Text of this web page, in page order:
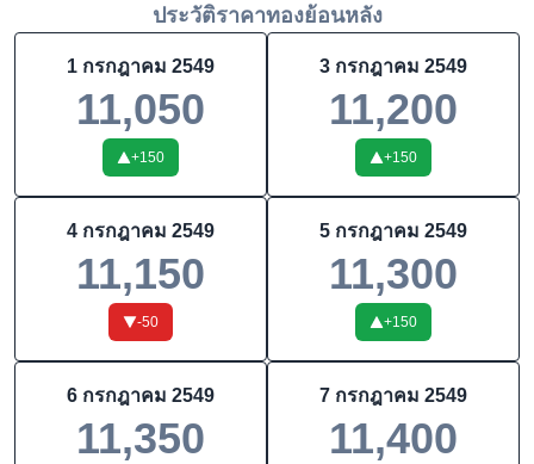
ประวัติราคาทองย้อนหลัง
1 กรกฎาคม 2549
11,050
+150
3 กรกฎาคม 2549
11,200
+150
4 กรกฎาคม 2549
11,150
-50
5 กรกฎาคม 2549
11,300
+150
6 กรกฎาคม 2549
11,350
7 กรกฎาคม 2549
11,400